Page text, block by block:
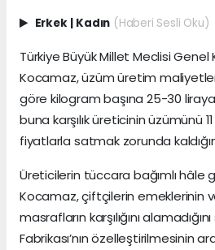
Erkek | Kadın (Haberi Sesli Oku)
Türkiye Büyük Millet Meclisi Genel
Kocamaz, üzüm üretim
göre kilogram başına 25-30
buna karşılık üreticinin üzümünü
fiyatlarla satmak zorunda
Üreticilerin tüccara bağımlı hâle
Kocamaz, çiftçilerin emeklerinin
masrafların karşılığını
Fabrikası’nın özelleştirilmesinin